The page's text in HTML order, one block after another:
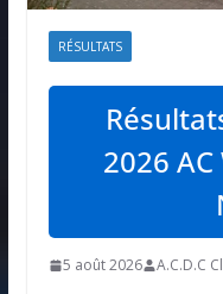
RÉSULTATS
2026
5 août 2026 A.C.D.C